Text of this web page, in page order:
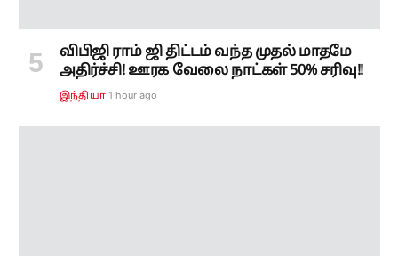
விபிஜி ராம் ஜி திட்டம் வந்த முதல் மாதமே
அதிர்ச்சி! ஊரக வேலை நாட்கள் 50% சரிவு!!
இந்தியா 1 hour ago